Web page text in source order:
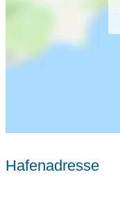
Hafenadresse